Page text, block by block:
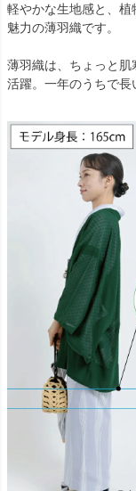
軽やかな生地感と、
魅力の薄羽織です。
薄羽織は、ちょっと
活躍。一年のうちで長